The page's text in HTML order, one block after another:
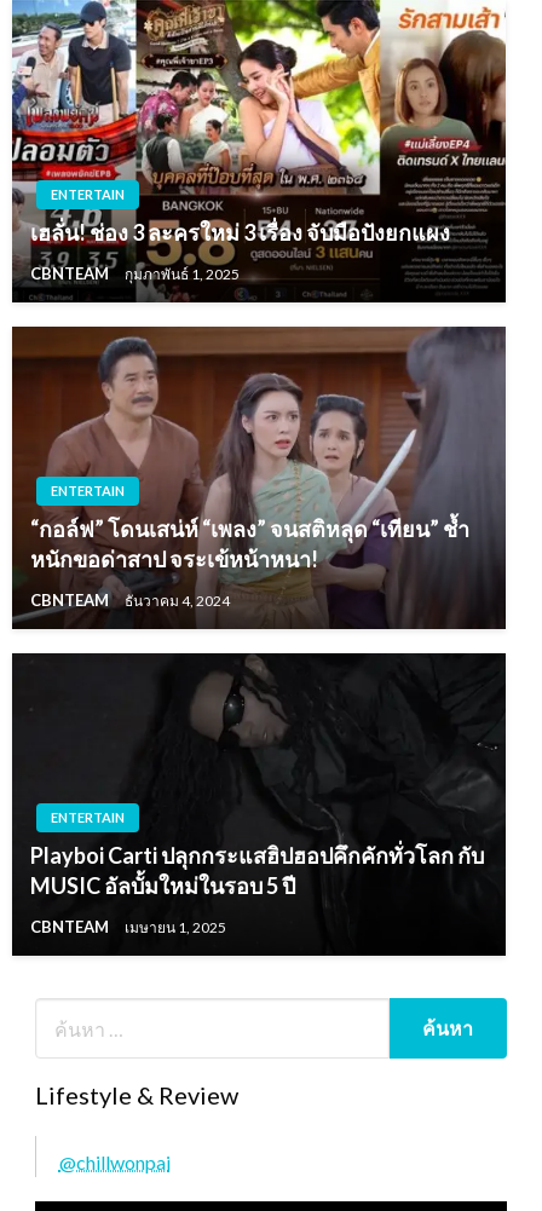
ENTERTAIN
เฮลั่น! ช่อง 3 ละครใหม่ 3 เรื่อง จับมือปังยกแผง
CBNTEAM กุมภาพันธ์ 1, 2025
ENTERTAIN
“กอล์ฟ” โดนเสน่ห์ “เพลง” จนสติหลุด “เทียน” ช้ำ
หนักขอด่าสาป จระเข้หน้าหนา!
CBNTEAM ธันวาคม 4, 2024
ENTERTAIN
Playboi Carti ปลุกกระแสฮิปฮอปคึกคักทั่วโลก กับ
MUSIC อัลบั้มใหม่ในรอบ 5 ปี
CBNTEAM เมษายน 1, 2025
Lifestyle & Review
@chillwonpai